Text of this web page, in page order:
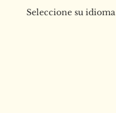
Seleccione su idioma